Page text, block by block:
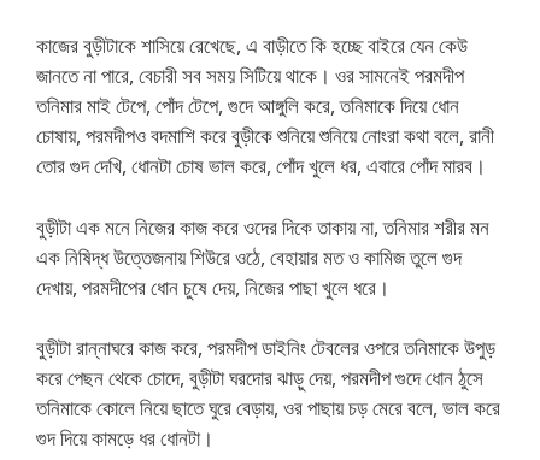
কাজের বুড়ীটাকে শাসিয়ে রেখেছে, এ বাড়ীতে কি হচ্ছে বাইরে যেন কেউ
জানতে না পারে, বেচারী সব সময় সিটিয়ে থাকে। ওর সামনেই পরমদীপ
তনিমার মাই টেপে, পোঁদ টেপে, গুদে আঙ্গুলি করে, তনিমাকে দিয়ে ধোন
চোষায়, পরমদীপও বদমাশি করে বুড়ীকে শুনিয়ে শুনিয়ে নোংরা কথা বলে, রানী
তোর গুদ দেখি, ধোনটা চোষ ভাল করে, পোঁদ খুলে ধর, এবারে পোঁদ মারব।
বুড়ীটা এক মনে নিজের কাজ করে ওদের দিকে তাকায় না, তনিমার শরীর মন
এক নিষিদ্ধ উত্তেজনায় শিউরে ওঠে, বেহায়ার মত ও কামিজ তুলে গুদ
দেখায়, পরমদীপের ধোন চুষে দেয়, নিজের পাছা খুলে ধরে।
বুড়ীটা রান্নাঘরে কাজ করে, পরমদীপ ডাইনিং টেবলের ওপরে তনিমাকে উপুড়
করে পেছন থেকে চোদে, বুড়ীটা ঘরদোর ঝাড়ু দেয়, পরমদীপ গুদে ধোন ঠুসে
তনিমাকে কোলে নিয়ে ছাতে ঘুরে বেড়ায়, ওর পাছায় চড় মেরে বলে, ভাল করে
গুদ দিয়ে কামড়ে ধর ধোনটা।